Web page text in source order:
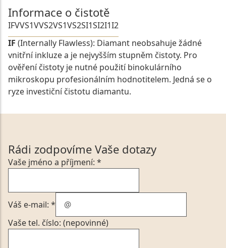
Informace o čistotě
IFVVS1VVS2VS1VS2SI1SI2I1I2
IF (Internally Flawless): Diamant neobsahuje žádné
vnitřní inkluze a je nejvyšším stupněm čistoty. Pro
ověření čistoty je nutné použití binokulárního
mikroskopu profesionálním hodnotitelem. Jedná se o
ryze investiční čistotu diamantu.
Rádi zodpovíme Vaše dotazy
Vaše jméno a příjmení: *
Váš e-mail: *
Vaše tel. číslo: (nepovinné)